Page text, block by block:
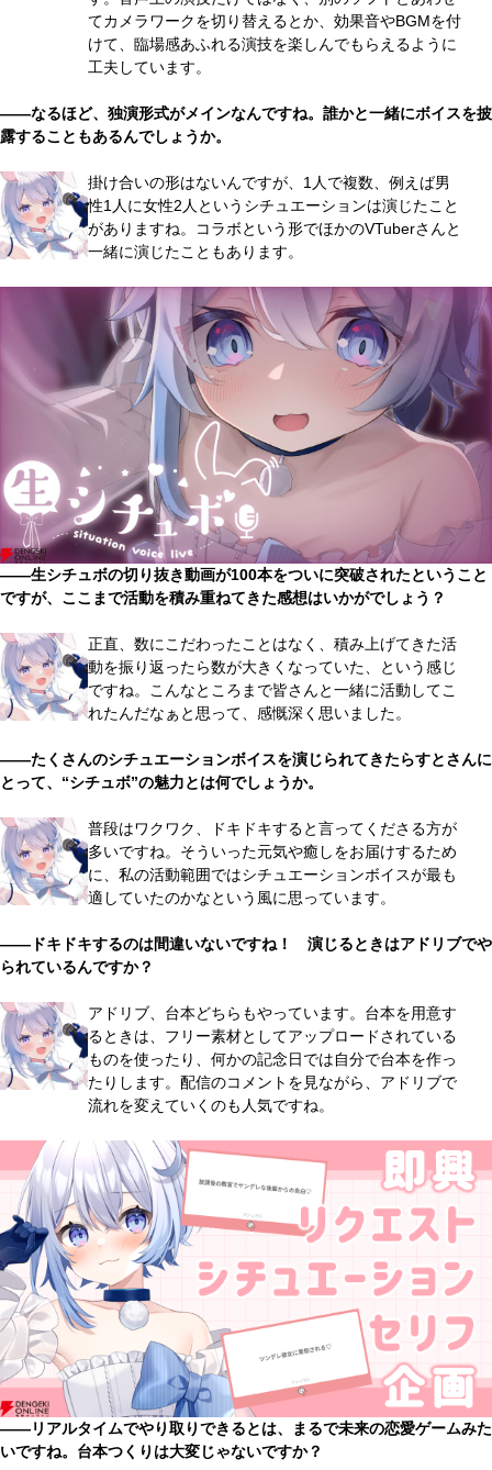
てカメラワークを切り替えるとか、効果音やBGMを付
けて、臨場感あふれる演技を楽しんでもらえるように
工夫しています。
――なるほど、独演形式がメインなんですね。誰かと一緒にボイスを披
露することもあるんでしょうか。
掛け合いの形はないんですが、1人で複数、例えば男
性1人に女性2人というシチュエーションは演じたこと
がありますね。コラボという形でほかのVTuberさんと
一緒に演じたこともあります。
――生シチュボの切り抜き動画が100本をついに突破されたということ
ですが、ここまで活動を積み重ねてきた感想はいかがでしょう？
正直、数にこだわったことはなく、積み上げてきた活
動を振り返ったら数が大きくなっていた、という感じ
ですね。こんなところまで皆さんと一緒に活動してこ
れたんだなぁと思って、感慨深く思いました。
――たくさんのシチュエーションボイスを演じられてきたらすとさんに
とって、“シチュボ”の魅力とは何でしょうか。
普段はワクワク、ドキドキすると言ってくださる方が
多いですね。そういった元気や癒しをお届けするため
に、私の活動範囲ではシチュエーションボイスが最も
適していたのかなという風に思っています。
――ドキドキするのは間違いないですね！ 演じるときはアドリブでや
られているんですか？
アドリブ、台本どちらもやっています。台本を用意す
るときは、フリー素材としてアップロードされている
ものを使ったり、何かの記念日では自分で台本を作っ
たりします。配信のコメントを見ながら、アドリブで
流れを変えていくのも人気ですね。
――リアルタイムでやり取りできるとは、まるで未来の恋愛ゲームみた
いですね。台本つくりは大変じゃないですか？